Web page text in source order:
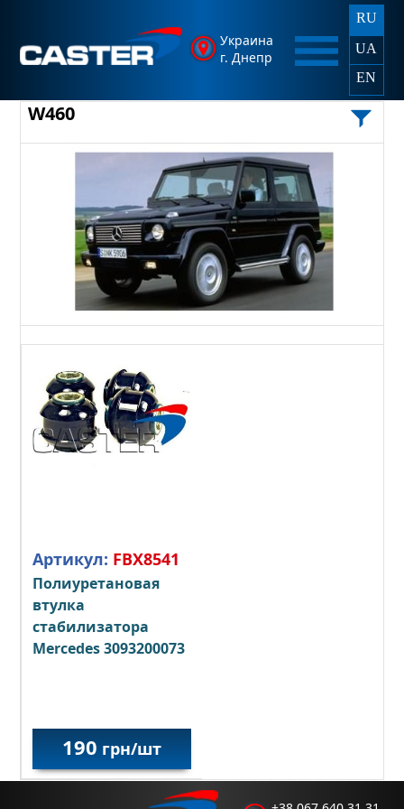
Украина
г. Днепр
RU
UA
EN
W460
Артикул: FBX8541
Полиуретановая
втулка
стабилизатора
Mercedes3093200073
190 грн/шт